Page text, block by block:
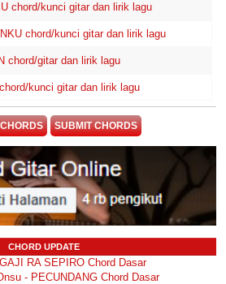
chord/kunci gitar dan lirik lagu
chord/kunci gitar dan lirik lagu
chord/gitar dan lirik lagu
kunci gitar dan lirik lagu
SUBMIT CHORDS
CHORD UPDATE
RA SEPIRO Chord Dasar
- PECUNDANG Chord Dasar